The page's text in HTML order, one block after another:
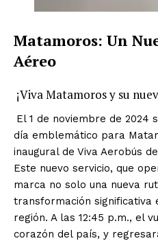
Matamoros: Un
Aéreo
¡Viva Matamoros y su
El 1 de noviembre de 2024
día emblemático para
inaugural de Viva Aerobús
Este nuevo servicio, que
marca no solo una nueva
transformación significativa
región. A las 12:45 p.m., el
corazón del país, y